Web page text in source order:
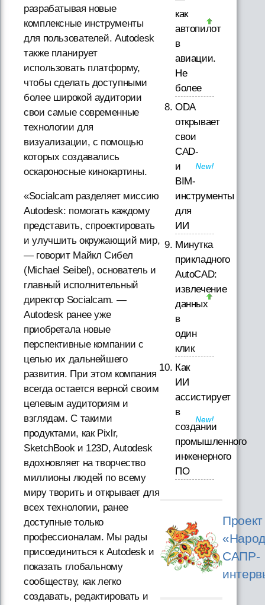
разрабатывая новые
комплексные инструменты
для пользователей. Autodesk
также планирует
использовать платформу,
чтобы сделать доступными
более широкой аудитории
свои самые современные
технологии для
визуализации, с помощью
которых создавались
оскароносные кинокартины.
«Socialcam разделяет миссию
Autodesk: помогать каждому
представить, спроектировать
и улучшить окружающий мир,
— говорит Майкл Сибел
(Michael Seibel), основатель и
главный исполнительный
директор Socialcam. —
Autodesk ранее уже
приобретала новые
перспективные компании с
целью их дальнейшего
развития. При этом компания
всегда остается верной своим
целевым аудиториям и
взглядам. С такими
продуктами, как Pixlr,
SketchBook и 123D, Autodesk
вдохновляет на творчество
миллионы людей по всему
миру творить и открывает для
всех технологии, ранее
доступные только
профессионалам. Мы рады
присоединиться к Autodesk и
показать глобальному
сообществу, как легко
создавать, редактировать и
как
автопилот
в
авиации.
Не
более
ODA
открывает
свои
CAD-
и
BIM-
инструменты
для
ИИ
Минутка
прикладного
AutoCAD:
извлечение
данных
в
один
клик
Как
ИИ
ассистирует
в
создании
промышленного
инженерного
ПО
Проект
САПР-